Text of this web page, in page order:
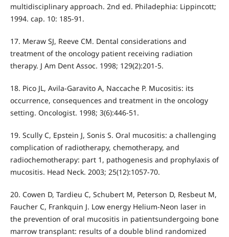
multidisciplinary approach. 2nd ed. Philadephia: Lippincott;
1994. cap. 10: 185-91.
17. Meraw SJ, Reeve CM. Dental considerations and
treatment of the oncology patient receiving radiation
therapy. J Am Dent Assoc. 1998; 129(2):201-5.
18. Pico JL, Avila-Garavito A, Naccache P. Mucositis: its
occurrence, consequences and treatment in the oncology
setting. Oncologist. 1998; 3(6):446-51.
19. Scully C, Epstein J, Sonis S. Oral mucositis: a challenging
complication of radiotherapy, chemotherapy, and
radiochemotherapy: part 1, pathogenesis and prophylaxis of
mucositis. Head Neck. 2003; 25(12):1057-70.
20. Cowen D, Tardieu C, Schubert M, Peterson D, Resbeut M,
Faucher C, Frankquin J. Low energy Helium-Neon laser in
the prevention of oral mucositis in patientsundergoing bone
marrow transplant: results of a double blind randomized